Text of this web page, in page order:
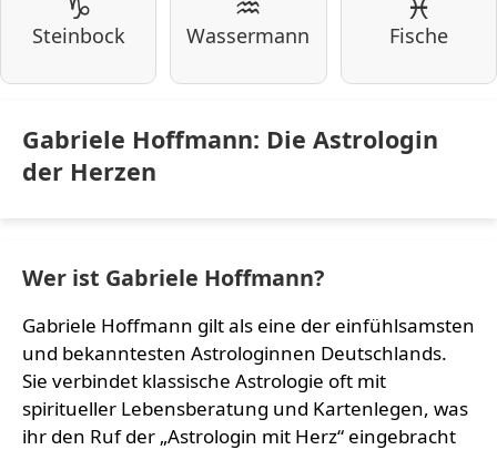
Steinbock Wassermann Fische
Gabriele Hoffmann: Die Astrologin
der Herzen
Wer ist Gabriele Hoffmann?
Gabriele Hoffmann gilt als eine der einfühlsamsten
und bekanntesten Astrologinnen Deutschlands.
Sie verbindet klassische Astrologie oft mit
spiritueller Lebensberatung und Kartenlegen, was
ihr den Ruf der „Astrologin mit Herz“ eingebracht